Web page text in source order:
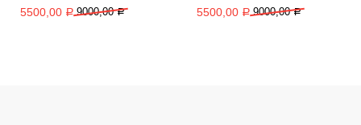
9000,00Р
5500,00 Р 9000,00Р
5500,00 Р